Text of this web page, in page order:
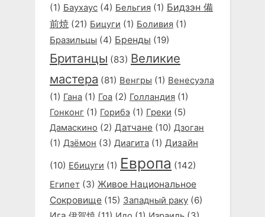
(1) Баухаус (4) Бельгия (1) Бидзэн 備
前焼 (21) Бицуги (1) Боливия (1)
Бразильцы (4) Бренды (19)
Британцы (83) Великие
мастера (81) Венгры (1) Венесуэла
(1) Гана (1) Гоа (2) Голландия (1)
Гонконг (1) Горибэ (1) Греки (5)
Дамаскино (2) Датчане (10) Дзоган
(1) Дзёмон (3) Диагита (1) Дизайн
(10) Ебицуги (1) Европа (142)
Египет (3) Живое Национальное
Сокровище (15) Западный раку (6)